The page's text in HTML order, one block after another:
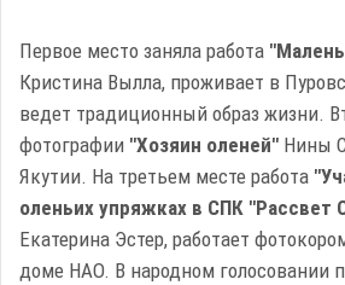
Первое место заняла работа
Кристина Вылла, проживает в
ведет традиционный образ жизни.
фотографии "Хозяин оленей" Нины
Якутии. На третьем месте работа
оленьих упряжках в СПК "Рассвет
Екатерина Эстер, работает
доме НАО. В народном голосовании